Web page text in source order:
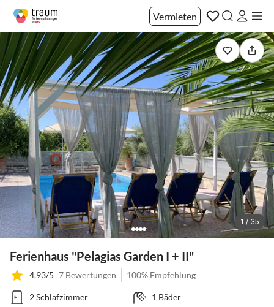
Vermieten
1 / 35
Ferienhaus "Pelagias Garden I + II"
4.93/5 7 Bewertungen 100% Empfehlung
2 Schlafzimmer
1 Bäder